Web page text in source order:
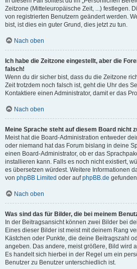
Zeitzone (Mitteleuropäische Zeit, ...) festlegen.
von registrierten Benutzern geändert werden.
bist, ist dies ein guter Grund, dies jetzt zu tun.
Nach oben
Ich habe die Zeitzone eingestellt, aber die
falsch!
Wenn du dir sicher bist, dass du die Zeitzone
Zeit trotzdem noch falsch ist, geht die Uhr des
Kontaktiere einen Administrator, damit er das
Nach oben
Meine Sprache steht auf diesem Board nicht
Meist hat die Board-Administration entweder
oder niemand hat das Forum bislang in deine
einen Board-Administrator, ob er das
installieren kann. Falls es noch nicht existiert,
es übersetzen würdest. Weitere Informationen
von phpBB Limited oder aufphpBB.de
Nach oben
Was sind das für Bilder, die bei meinem
In der Beitragsansicht können zwei Bilder bei
Eines dieser Bilder ist meist mit deinem Rang
Kästchen oder Punkte, die deine Beitragszahl
angeben. Das andere, meist größere, Bild wird
Es handelt sich hierbei in der Regel um ein
Benutzer zu Benutzer unterschiedlich ist.